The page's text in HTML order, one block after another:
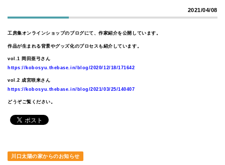
2021/04/08
工房集オンラインショップのブログにて、作家紹介を公開しています。
作品が生まれる背景やグッズ化のプロセスも紹介しています。
vol.1 岡田亜弓さん
https://kobosyu.thebase.in/blog/2020/12/18/171642
vol.2 成宮咲来さん
https://kobosyu.thebase.in/blog/2021/03/25/140407
どうぞご覧ください。
川口太陽の家からのお知らせ